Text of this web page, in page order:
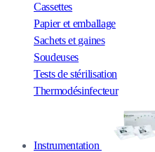
Cassettes
Papier et emballage
Sachets et gaines
Soudeuses
Tests de stérilisation
Thermodésinfecteur
Instrumentation